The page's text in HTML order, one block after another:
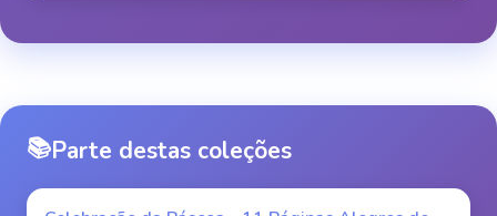
📚Parte destas coleções